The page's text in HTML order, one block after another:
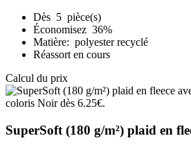
Dès 5 pièce(s)
Économisez 36%
Matière: polyester recyclé
Réassort en cours
Calcul du prix
SuperSoft (180 g/m²) plaid en